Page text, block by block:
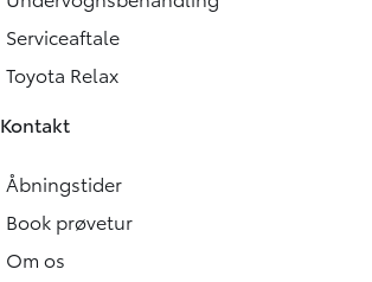
Serviceaftale
Toyota Relax
Kontakt
Åbningstider
Book prøvetur
Om os